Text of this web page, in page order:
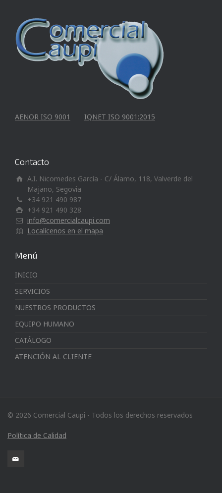
AENOR ISO 9001 IQNET ISO 9001:2015
Contacto
A.I. Nicomedes García - C/ Álamo, 118, Valverde del
Majano, Segovia
+34 921 490 987
+34 921 490 328
info@comercialcaupi.com
Localícenos en el mapa
Menú
INICIO
SERVICIOS
NUESTROS PRODUCTOS
EQUIPO HUMANO
CATÁLOGO
ATENCIÓN AL CLIENTE
© 2026 Comercial Caupi - Todos los derechos reservados
Política de Calidad